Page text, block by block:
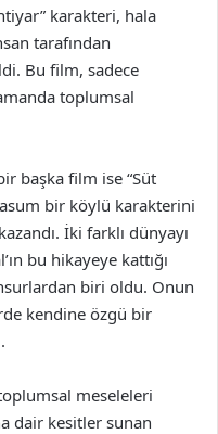
karakteri, hala
tarafından
Bu film, sadece
toplumsal
başka film ise “Süt
bir köylü karakterini
İki farklı dünyayı
bu hikayeye kattığı
biri oldu. Onun
kendine özgü bir
meseleleri
dair kesitler sunan